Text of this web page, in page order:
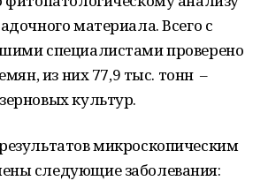
материала. Всего с
специалистами проверено
из них 77,9 тыс. тонн –
культур.
микроскопическим
следующие заболевания: